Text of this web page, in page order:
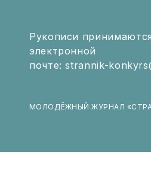
Рукописи
электронной
почте: strannik-
МОЛОДЁЖНЫЙ ЖУРНАЛ